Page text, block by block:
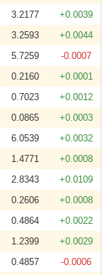
3.2177
+0.0039
3.2593
+0.0044
5.7259
-0.0007
0.2160
+0.0001
0.7023
+0.0012
0.0865
+0.0003
6.0539
+0.0032
1.4771
+0.0008
2.8343
+0.0109
0.2606
+0.0008
0.4864
+0.0022
1.2399
+0.0029
0.4857
-0.0006